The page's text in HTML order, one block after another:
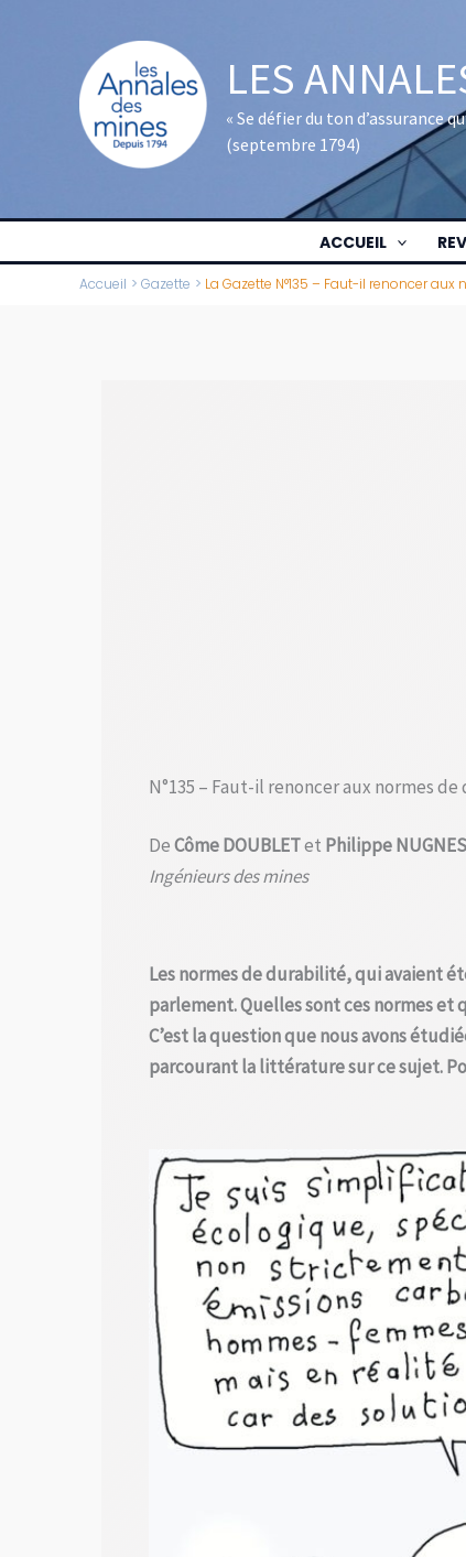
LES
« Se défier du ton d’assurance
(septembre 1794)
ACCUEIL
Accueil Gazette La Gazette N°135 – Faut-il renoncer
N°135 – Faut-il renoncer aux normes
DeCôme DOUBLETet Philippe
Ingénieurs des mines
Les normes de durabilité, qui avaient
parlement. Quelles sont ces normes
C’est la question que nous avons
parcourant la littérature sur ce sujet.